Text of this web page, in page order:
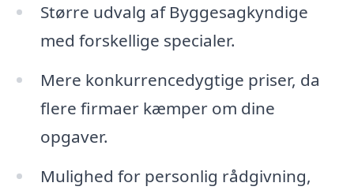
Større udvalg af Byggesagkyndige
med forskellige specialer.
Mere konkurrencedygtige priser, da
flere firmaer kæmper om dine
opgaver.
Mulighed for personlig rådgivning,